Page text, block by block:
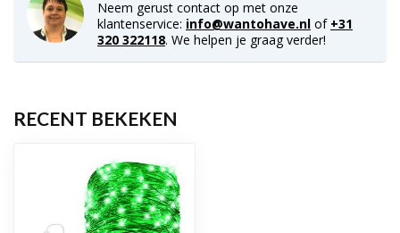
Neem gerust contact op met onze
klantenservice: info@wantohave.nl of +31
320 322118. We helpen je graag verder!
RECENT BEKEKEN